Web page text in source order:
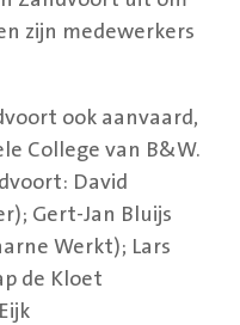
zijn medewerkers
ook aanvaard,
College van B&W.
David
Gert-Jan Bluijs
Werkt); Lars
de Kloet